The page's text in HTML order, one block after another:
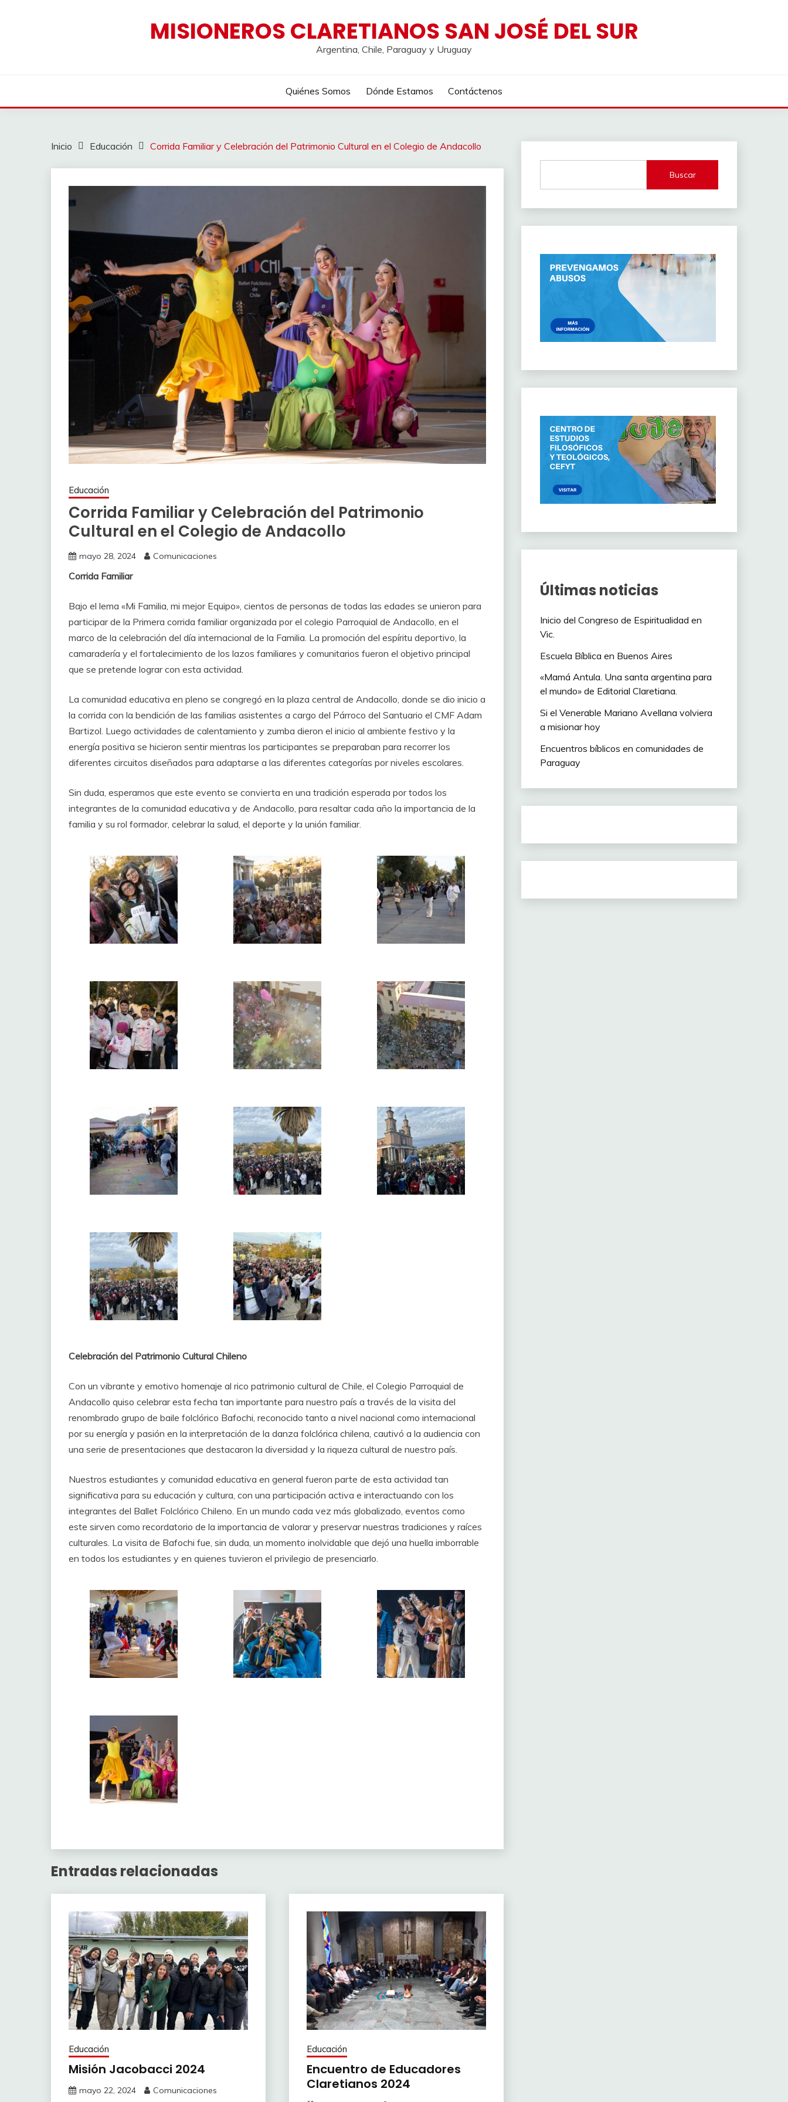
MISIONEROS CLARETIANOS SAN JOSÉ DEL SUR
Argentina, Chile, Paraguay y Uruguay
Quiénes Somos Dónde Estamos Contáctenos
Inicio Educación Corrida Familiar y Celebración del Patrimonio Cultural en el Colegio de Andacollo
Educación
Corrida Familiar y Celebración del Patrimonio
Cultural en el Colegio de Andacollo
mayo 28, 2024 Comunicaciones
Corrida Familiar
Bajo el lema «Mi Familia, mi mejor Equipo», cientos de personas de todas las edades se unieron para
participar de la Primera corrida familiar organizada por el colegio Parroquial de Andacollo, en el
marco de la celebración del día internacional de la Familia. La promoción del espíritu deportivo, la
camaradería y el fortalecimiento de los lazos familiares y comunitarios fueron el objetivo principal
que se pretende lograr con esta actividad.
La comunidad educativa en pleno se congregó en la plaza central de Andacollo, donde se dio inicio a
la corrida con la bendición de las familias asistentes a cargo del Párroco del Santuario el CMF Adam
Bartizol. Luego actividades de calentamiento y zumba dieron el inicio al ambiente festivo y la
energía positiva se hicieron sentir mientras los participantes se preparaban para recorrer los
diferentes circuitos diseñados para adaptarse a las diferentes categorías por niveles escolares.
Sin duda, esperamos que este evento se convierta en una tradición esperada por todos los
integrantes de la comunidad educativa y de Andacollo, para resaltar cada año la importancia de la
familia y su rol formador, celebrar la salud, el deporte y la unión familiar.
Celebración del Patrimonio Cultural Chileno
Con un vibrante y emotivo homenaje al rico patrimonio cultural de Chile, el Colegio Parroquial de
Andacollo quiso celebrar esta fecha tan importante para nuestro país a través de la visita del
renombrado grupo de baile folclórico Bafochi, reconocido tanto a nivel nacional como internacional
por su energía y pasión en la interpretación de la danza folclórica chilena, cautivó a la audiencia con
una serie de presentaciones que destacaron la diversidad y la riqueza cultural de nuestro país.
Nuestros estudiantes y comunidad educativa en general fueron parte de esta actividad tan
significativa para su educación y cultura, con una participación activa e interactuando con los
integrantes del Ballet Folclórico Chileno. En un mundo cada vez más globalizado, eventos como
este sirven como recordatorio de la importancia de valorar y preservar nuestras tradiciones y raíces
culturales. La visita de Bafochi fue, sin duda, un momento inolvidable que dejó una huella imborrable
en todos los estudiantes y en quienes tuvieron el privilegio de presenciarlo.
Entradas relacionadas
Educación
Misión Jacobacci 2024
mayo 22, 2024 Comunicaciones
Educación
Encuentro de Educadores
Claretianos 2024
Buscar
Últimas noticias
Inicio del Congreso de Espiritualidad en
Vic.
Escuela Bíblica en Buenos Aires
«Mamá Antula. Una santa argentina para
el mundo» de Editorial Claretiana.
Si el Venerable Mariano Avellana volviera
a misionar hoy
Encuentros bíblicos en comunidades de
Paraguay